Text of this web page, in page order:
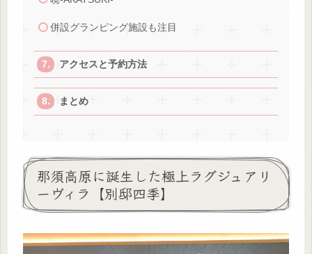
併設グランピング施設も注目
アクセスと予約方法
まとめ
那須高原に誕生した極上ラグジュアリ
ーヴィラ【別邸四季】